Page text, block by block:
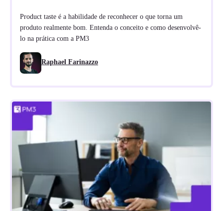
Product taste é a habilidade de reconhecer o que torna um
produto realmente bom. Entenda o conceito e como desenvolvê-
lo na prática com a PM3
Raphael Farinazzo